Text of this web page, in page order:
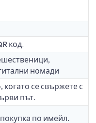
код.
номади
се свържете с
път.
по имейл.